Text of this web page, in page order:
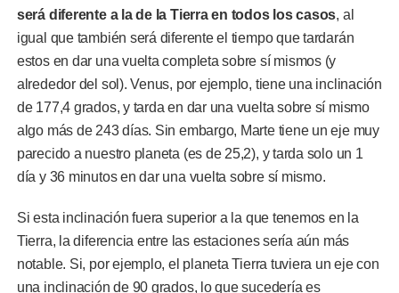
será diferente a la de la Tierra en todos los casos, al
igual que también será diferente el tiempo que tardarán
estos en dar una vuelta completa sobre sí mismos (y
alrededor del sol). Venus, por ejemplo, tiene una inclinación
de 177,4 grados, y tarda en dar una vuelta sobre sí mismo
algo más de 243 días. Sin embargo, Marte tiene un eje muy
parecido a nuestro planeta (es de 25,2), y tarda solo un 1
día y 36 minutos en dar una vuelta sobre sí mismo.
Si esta inclinación fuera superior a la que tenemos en la
Tierra, la diferencia entre las estaciones sería aún más
notable. Si, por ejemplo, el planeta Tierra tuviera un eje con
una inclinación de 90 grados, lo que sucedería es